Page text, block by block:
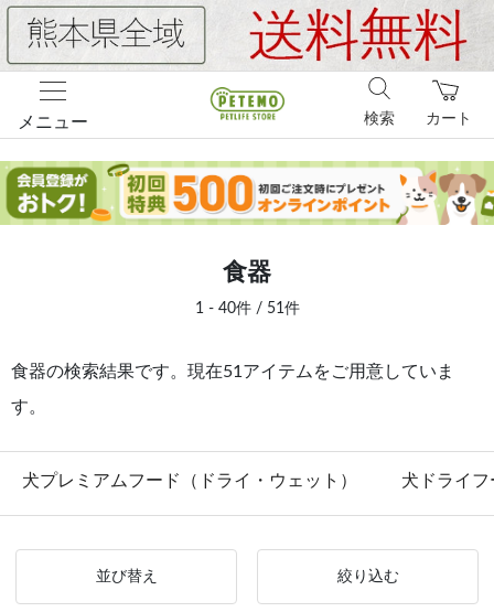
メニュー カート
検索
食器
1 - 40件 / 51件
食器の検索結果です。現在51アイテムをご用意していま
す。
犬プレミアムフード（ドライ・ウェット） 犬ドライフ
並び替え 絞り込む